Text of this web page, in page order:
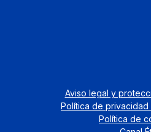
Aviso legal y
Política de privacidad
Política de